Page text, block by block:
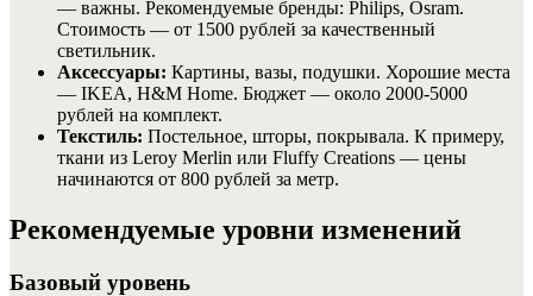
— важны. Рекомендуемые бренды: Philips, Osram.
Стоимость — от 1500 рублей за качественный
светильник.
Аксессуары: Картины, вазы, подушки. Хорошие места
— IKEA, H&M Home. Бюджет — около 2000-5000
рублей на комплект.
Текстиль: Постельное, шторы, покрывала. К примеру,
ткани из Leroy Merlin или Fluffy Creations — цены
начинаются от 800 рублей за метр.
Рекомендуемые уровни изменений
Базовый уровень